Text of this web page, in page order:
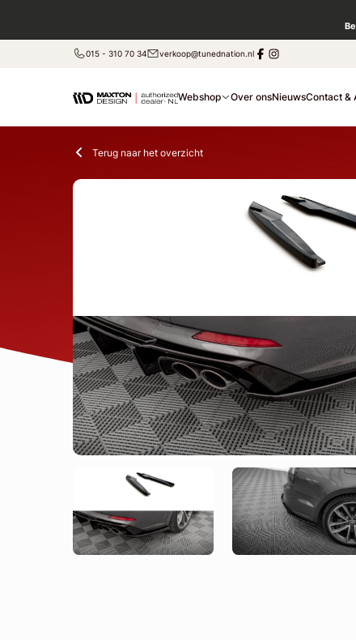
015 - 310 70 34 verkoop@tunednation.nl
Webshop Over onsNieuwsContact &
Terug naar het overzicht